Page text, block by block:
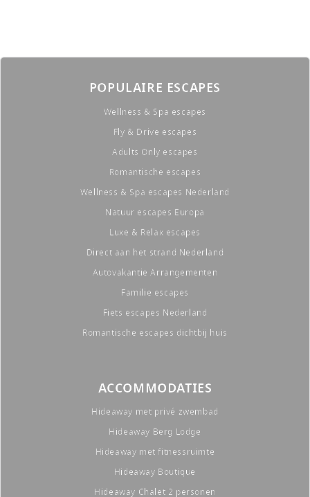
POPULAIRE ESCAPES
Wellness & Spa escapes
Fly & Drive escapes
Adults Only escapes
Romantische escapes
Wellness & Spa escapes Nederland
Natuur escapes Europa
Luxe & Relax escapes
Direct aan het strand Nederland
Autovakantie Arrangementen
Familie escapes
Fiets escapes Nederland
Romantische escapes dichtbij huis
ACCOMMODATIES
Hideaway met privé zwembad
Hideaway Berg Lodge
Hideaway met fitnessruimte
Hideaway Boutique
Hideaway Chalet 2 personen